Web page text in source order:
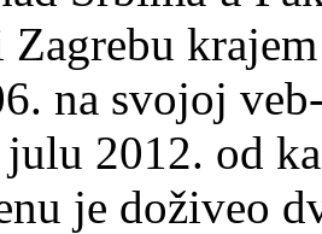
na svojoj
2012. od
je doživeo